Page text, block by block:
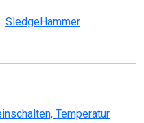
SledgeHammer
Temperatur